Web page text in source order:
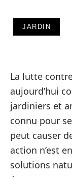
JARDIN
La lutte
aujourd’hui
jardiniers et
connu pour
peut causer
action n’est
solutions